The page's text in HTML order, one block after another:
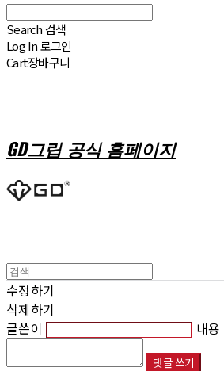
Search 검색
Log In로그인
Cart장바구니
GD그립 공식 홈페이지
수정하기
삭제하기
글쓴이
내용
댓글 쓰기